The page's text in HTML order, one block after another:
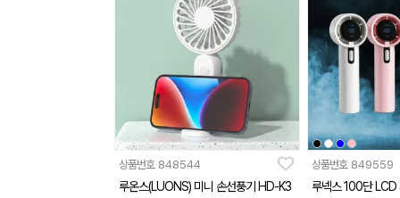
상품번호 848544
루온스(LUONS) 미니 손선풍기 HD-K3
상품번호 849559
루넥스 100단 LCD